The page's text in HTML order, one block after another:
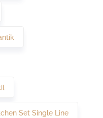
Set Single Line